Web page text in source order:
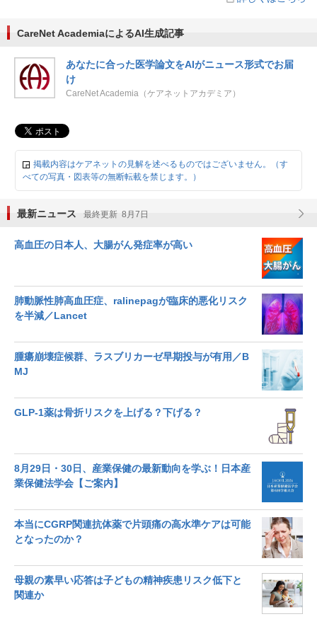
CareNet AcademiaによるAI生成記事
あなたに合った医学論文をAIがニュース形式でお届
け
CareNet Academia（ケアネットアカデミア）
掲載内容はケアネットの見解を述べるものではございません。（す
べての写真・図表等の無断転載を禁じます。）
最新ニュース 最終更新 8月7日
高血圧の日本人、大腸がん発症率が高い
肺動脈性肺高血圧症、ralinepagが臨床的悪化リスク
を半減／Lancet
腫瘍崩壊症候群、ラスブリカーゼ早期投与が有用／B
MJ
GLP-1薬は骨折リスクを上げる？下げる？
8月29日・30日、産業保健の最新動向を学ぶ！日本産
業保健法学会【ご案内】
本当にCGRP関連抗体薬で片頭痛の高水準ケアは可能
となったのか？
母親の素早い応答は子どもの精神疾患リスク低下と
関連か